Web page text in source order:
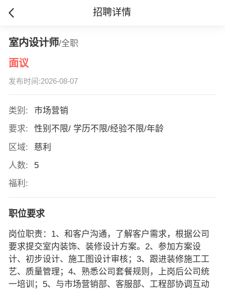
招聘详情
室内设计师/全职
面议
发布时间:2026-08-07
类别:
市场营销
要求:
性别不限/ 学历不限/经验不限/年龄
区域:
慈利
人数:
5
福利:
职位要求
岗位职责：1、和客户沟通，了解客户需求，根据公司
要求提交室内装饰、装修设计方案。2、参加方案设
计、初步设计、施工图设计审核；3、跟进装修施工工
艺、质量管理；4、熟悉公司套餐规则，上岗后公司统
一培训；5、与市场营销部、客服部、工程部协调互动